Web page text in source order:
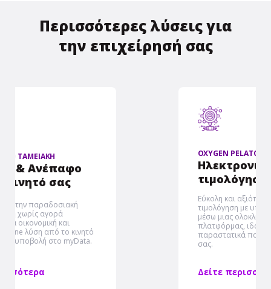
Περισσότερες λύσεις για
την επιχείρησή σας
Ηλεκτρονική
τιμολόγηση & MyData
Εύκολη και αξιόπιστη ηλεκτρονική
τιμολόγηση με υποβολή στο myDATA
πλατφόρμας, ιδανική για κάθε είδους
παραστατικά που εκδίδει η επιχείρηση
σας.